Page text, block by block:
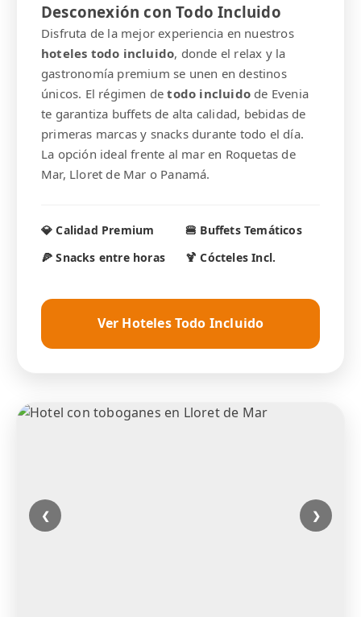
Desconexión con Todo Incluido
Disfruta de la mejor experiencia en nuestros
hoteles todo incluido, donde el relax y la
gastronomía premium se unen en destinos
únicos. El régimen detodo incluido de Evenia
te garantiza buffets de alta calidad, bebidas de
primeras marcas y snacks durante todo el día.
La opción ideal frente al mar en Roquetas de
Mar, Lloret de Mar o Panamá.
💎 Calidad Premium
🍔 Buffets Temáticos
🍕 Snacks entre horas
🍹 Cócteles Incl.
Ver Hoteles Todo Incluido
❮ ❯